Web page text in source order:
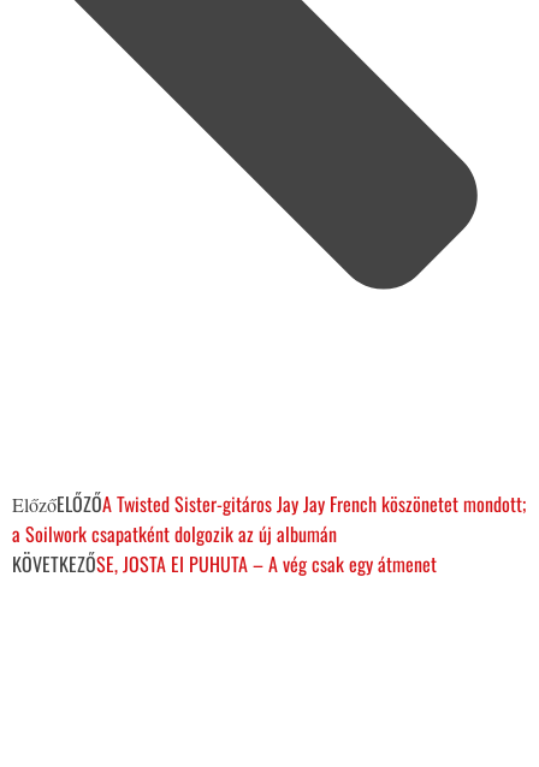
ElőzőELŐZŐA Twisted Sister-gitáros Jay Jay French köszönetet mondott;
a Soilwork csapatként dolgozik az új albumán
KÖVETKEZŐSE, JOSTA EI PUHUTA – A vég csak egy átmenet